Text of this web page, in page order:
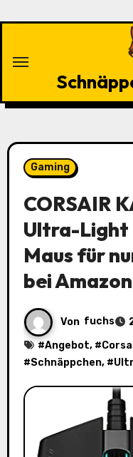
Gaming
CORSAIR
Ultra-Light
Maus für
bei
Von fuchs
#Angebot, #
#Schnäppchen, #